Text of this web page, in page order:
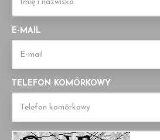
E-MAIL
TELEFON KOMÓRKOWY